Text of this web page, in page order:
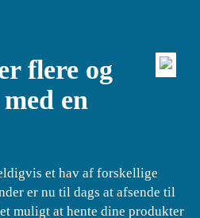
flere og
en
et hav af forskellige
er nu til dags at afsende til
muligt at hente dine produkter